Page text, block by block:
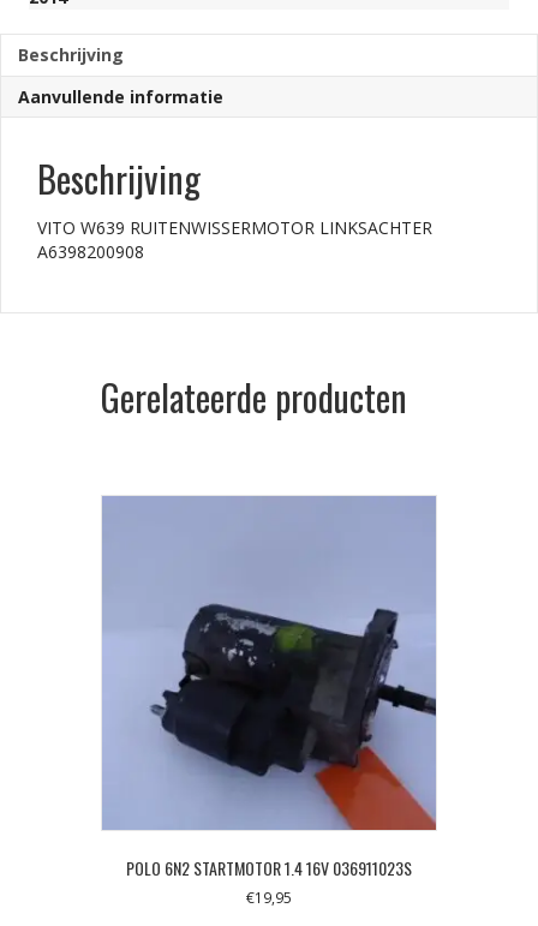
Beschrijving
Aanvullende informatie
Beschrijving
VITO W639 RUITENWISSERMOTOR LINKSACHTER
A6398200908
Gerelateerde producten
POLO 6N2 STARTMOTOR 1.4 16V 036911023S
€19,95